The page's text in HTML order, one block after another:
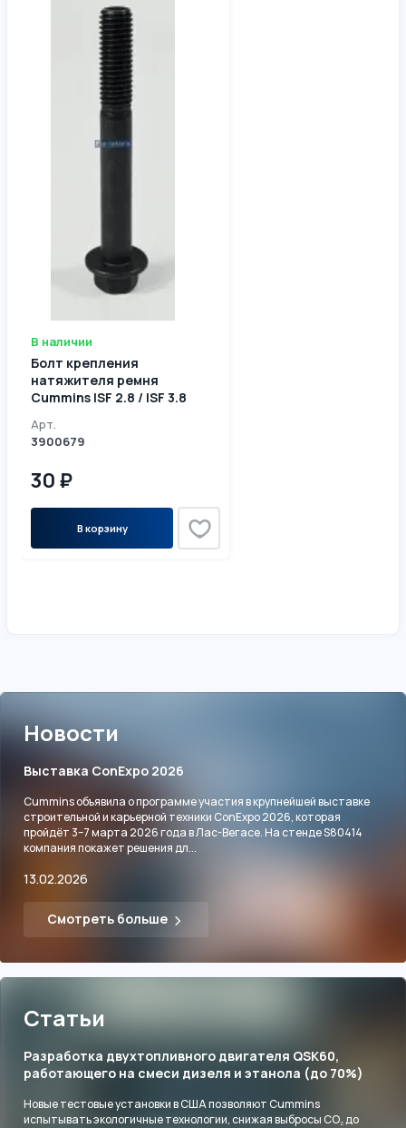
В наличии
Болт крепления
натяжителя ремня
Cummins ISF 2.8 / ISF 3.8
Арт.
3900679
30 ₽
В корзину
Новости
Выставка ConExpo 2026
Cummins объявила о программе участия в крупнейшей выставке
строительной и карьерной техники ConExpo 2026, которая
пройдёт 3–7 марта 2026 года в Лас-Вегасе. На стенде S80414
компания покажет решения дл...
13.02.2026
Смотреть больше
Статьи
Разработка двухтопливного двигателя QSK60,
работающего на смеси дизеля и этанола (до 70%)
Новые тестовые установки в США позволяют Cummins
испытывать экологичные технологии, снижая выбросы CO₂ до